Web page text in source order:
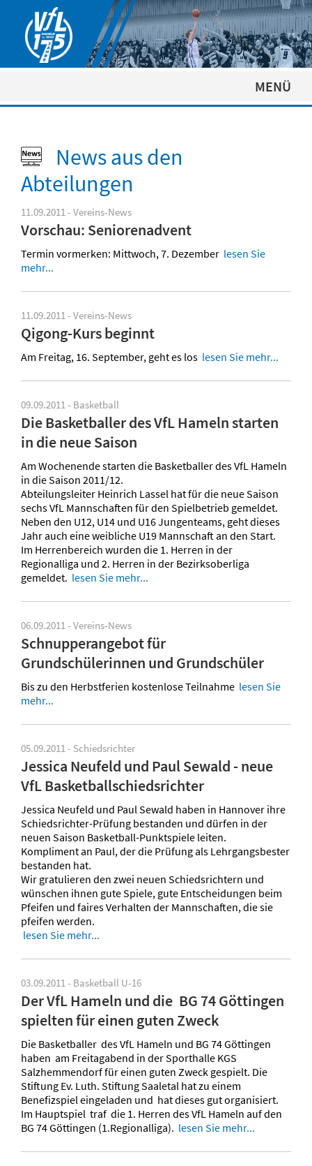
MENÜ
News aus den
Abteilungen
11.09.2011 - Vereins-News
Vorschau: Seniorenadvent
Termin vormerken: Mittwoch, 7. Dezember lesen Sie
mehr...
11.09.2011 - Vereins-News
Qigong-Kurs beginnt
Am Freitag, 16. September, geht es los lesen Sie mehr...
09.09.2011 - Basketball
Die Basketballer des VfL Hameln starten
in die neue Saison
Am Wochenende starten die Basketballer des VfL Hameln
in die Saison 2011/12.
Abteilungsleiter Heinrich Lassel hat für die neue Saison
sechs VfL Mannschaften für den Spielbetrieb gemeldet.
Neben den U12, U14 und U16 Jungenteams, geht dieses
Jahr auch eine weibliche U19 Mannschaft an den Start.
Im Herrenbereich wurden die 1. Herren in der
Regionalliga und 2. Herren in der Bezirksoberliga
gemeldet. lesen Sie mehr...
06.09.2011 - Vereins-News
Schnupperangebot für
Grundschülerinnen und Grundschüler
Bis zu den Herbstferien kostenlose Teilnahme lesen Sie
mehr...
05.09.2011 - Schiedsrichter
Jessica Neufeld und Paul Sewald - neue
VfL Basketballschiedsrichter
Jessica Neufeld und Paul Sewald haben in Hannover ihre
Schiedsrichter-Prüfung bestanden und dürfen in der
neuen Saison Basketball-Punktspiele leiten.
Kompliment an Paul, der die Prüfung als Lehrgangsbester
bestanden hat.
Wir gratulieren den zwei neuen Schiedsrichtern und
wünschen ihnen gute Spiele, gute Entscheidungen beim
Pfeifen und faires Verhalten der Mannschaften, die sie
pfeifen werden.
lesen Sie mehr...
03.09.2011 - Basketball U-16
Der VfL Hameln und die BG 74 Göttingen
spielten für einen guten Zweck
Die Basketballer des VfL Hameln und BG 74 Göttingen
haben am Freitagabend in der Sporthalle KGS
Salzhemmendorf für einen guten Zweck gespielt. Die
Stiftung Ev. Luth. Stiftung Saaletal hat zu einem
Benefizspiel eingeladen und hat dieses gut organisiert.
Im Hauptspiel traf die 1. Herren des VfL Hameln auf den
BG 74 Göttingen (1.Regionalliga). lesen Sie mehr...